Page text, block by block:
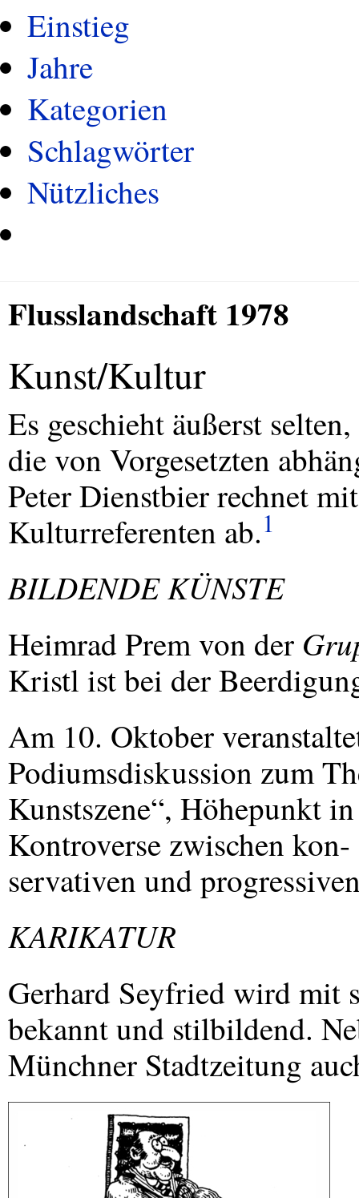
Einstieg
Jahre
Kategorien
Schlagwörter
Nützliches
Flusslandschaft 1978
Kunst/Kultur
Es geschieht äußerst
die von Vorgesetzten
Peter Dienstbier rechnet
Kulturreferenten ab.1
BILDENDEKÜNSTE
Heimrad Prem von der
Kristl ist bei der
Am 10. Oktober
Podiumsdiskussion zum
Kunstszene“, Höhepunkt
Kontroverse zwischen kon-
servativen und
KARIKATUR
Gerhard Seyfried wird mit
bekannt und stilbildend.
Münchner Stadtzeitung